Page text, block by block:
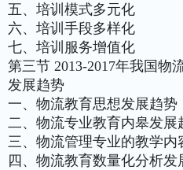
五、培训模式多元化
六、培训手段多样化
七、培训服务增值化
第三节 2013-2017年我国物
发展趋势
一、物流教育思想发展趋势
二、物流专业教育内皋发展
三、物流管理专业的教学内
四、物流教育数量化分析发